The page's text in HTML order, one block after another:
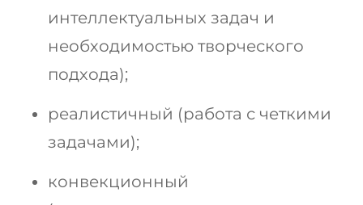
интеллектуальных задач и
необходимостью творческого
подхода);
реалистичный (работа с четкими
задачами);
конвекционный